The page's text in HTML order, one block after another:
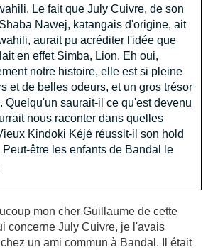
Le fait que July Cuivre, de son
Nawej, katangais d'origine, ait
aurait pu acréditer l'idée que
en effet Simba, Lion. Eh oui,
notre histoire, elle est si pleine
et de belles odeurs, et un gros trésor
Quelqu'un saurait-il ce qu'est devenu
nous raconter dans quelles
Kindoki Kéjé réussit-il son hold
être les enfants de Bandal le
mon cher Guillaume de cette
concerne July Cuivre, je l'avais
un ami commun à Bandal. Il était